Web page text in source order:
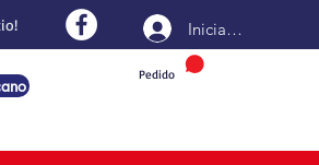
Pedido
Iniciar sesión